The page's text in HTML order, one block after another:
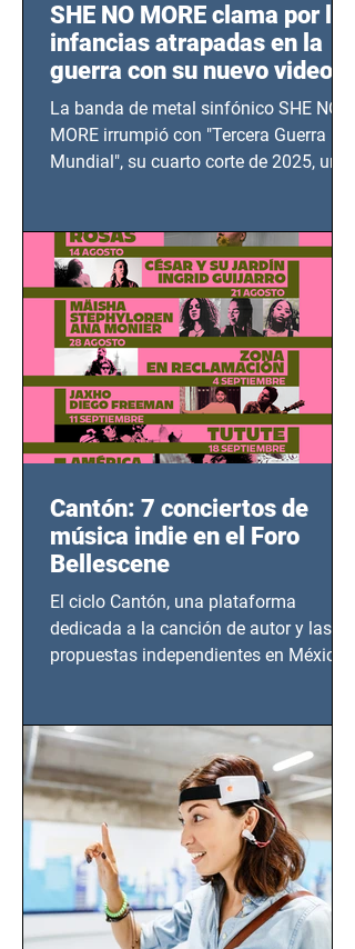
SHE NO MORE clama por las
infancias atrapadas en la
guerra con su nuevo video
TERCERA GUERRA
MUNDIAL
La banda de metal sinfónico SHE NO
MORE irrumpió con "Tercera Guerra
Mundial", su cuarto corte de 2025, un
bélicos.
Cantón: 7 conciertos de
música indie en el Foro
Bellescene
El ciclo Cantón, una plataforma
dedicada a la canción de autor y las
propuestas independientes en México,
CDMX), todos los miércoles a partir del
14 de agosto al 25 de septiembre, a las
20:00 horas.